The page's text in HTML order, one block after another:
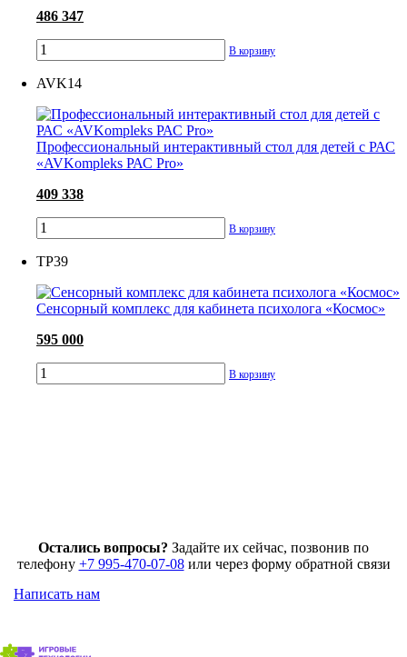
486 347
В корзину
AVK14
Профессиональный интерактивный стол для детей с РАС
«AVKompleks РАС Pro»
409 338
В корзину
ТР39
Сенсорный комплекс для кабинета психолога «Космос»
595 000
В корзину
Остались вопросы? Задайте их сейчас, позвонив по
телефону +7 995-470-07-08или через форму обратной связи
Написать нам